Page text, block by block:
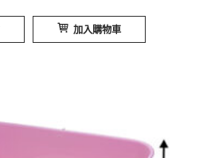
加入購物車